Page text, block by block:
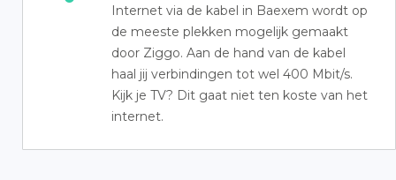
Internet via de kabel in Baexem wordt op
de meeste plekken mogelijk gemaakt
door Ziggo. Aan de hand van de kabel
haal jij verbindingen tot wel 400 Mbit/s.
Kijk je TV? Dit gaat niet ten koste van het
internet.